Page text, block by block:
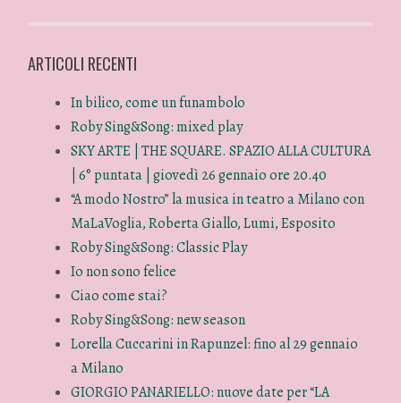
ARTICOLI RECENTI
In bilico, come un funambolo
Roby Sing&Song: mixed play
SKY ARTE | THE SQUARE. SPAZIO ALLA CULTURA
| 6° puntata | giovedì 26 gennaio ore 20.40
“A modo Nostro” la musica in teatro a Milano con
MaLaVoglia, Roberta Giallo, Lumi, Esposito
Roby Sing&Song: Classic Play
Io non sono felice
Ciao come stai?
Roby Sing&Song: new season
Lorella Cuccarini in Rapunzel: fino al 29 gennaio
a Milano
GIORGIO PANARIELLO: nuove date per “LA